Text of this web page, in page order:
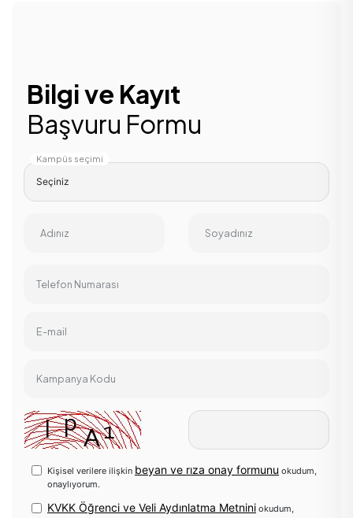
Bilgi ve Kayıt
Başvuru Formu
Kampüs seçimi
Adınız Soyadınız
Telefon Numarası
E-mail
Kampanya Kodu
Kişisel verilere ilişkin beyan ve rıza onay formunu okudum,
onaylıyorum.
KVKK Öğrenci ve Veli Aydınlatma Metnini okudum,